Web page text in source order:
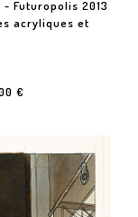
Futuropolis 2013
acryliques et
€